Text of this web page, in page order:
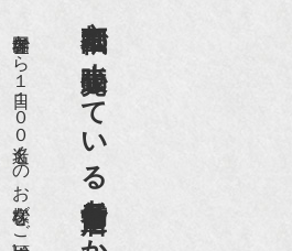
京都祇園で小売販売している